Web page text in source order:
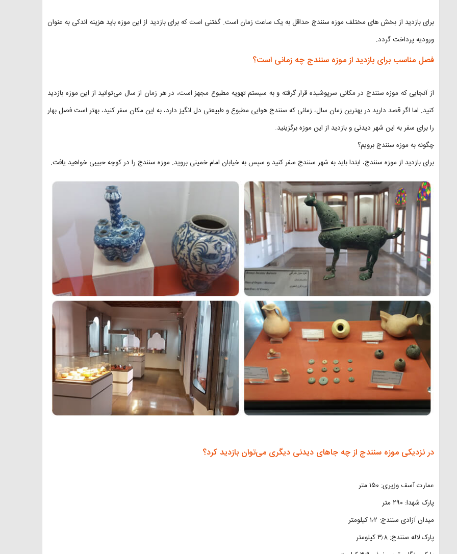
برای بازدید از بخش های مختلف موزه سنندج حداقل به یک ساعت زمان است. گفتنی است که برای بازدید از این موزه باید هزینه اندکی به عنوان
ورودیه پرداخت گردد.
فصل مناسب برای بازدید از موزه سنندج چه زمانی است؟
از آنجایی که موزه سنندج در مکانی سرپوشیده قرار گرفته و به سیستم تهویه مطبوع مجهز است، در هر زمان از سال می‌توانید از این موزه بازدید
کنید. اما اگر قصد دارید در بهترین زمان سال، زمانی که سنندج هوایی مطبوع و طبیعتی دل انگیز دارد، به این مکان سفر کنید، بهتر است فصل بهار
را برای سفر به این شهر دیدنی و بازدید از این موزه برگزینید.
چگونه به موزه سنندج برویم؟
برای بازدید از موزه سنندج، ابتدا باید به شهر سنندج سفر کنید و سپس به خیابان امام خمینی بروید. موزه سنندج را در کوچه حبیبی خواهید یافت.
در نزدیکی موزه سنندج از چه جاهای دیدنی دیگری می‌توان بازدید کرد؟
عمارت آسف وزیری: ۱۵۰ متر
پارک شهدا: ۲۹۰ متر
میدان آزادی سنندج: ۱٫۲ کیلومتر
پارک لاله سنندج: ۳٫۸ کیلومتر